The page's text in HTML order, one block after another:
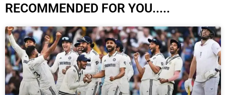
RECOMMENDED FOR YOU.....